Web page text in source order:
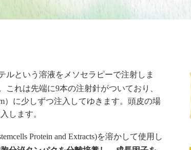
という溶液をメソセラピーで注射しま
れは先端に9本の注射針がついており、
）に少しずつ注入してゆきます。頭皮の場
します。
Protein and Extracts)を溶かして使用し